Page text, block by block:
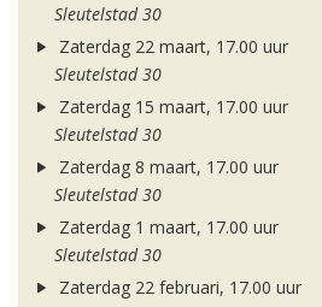
Sleutelstad 30
Zaterdag 22 maart, 17.00 uur
Sleutelstad 30
Zaterdag 15 maart, 17.00 uur
Sleutelstad 30
Zaterdag 8 maart, 17.00 uur
Sleutelstad 30
Zaterdag 1 maart, 17.00 uur
Sleutelstad 30
Zaterdag 22 februari, 17.00 uur